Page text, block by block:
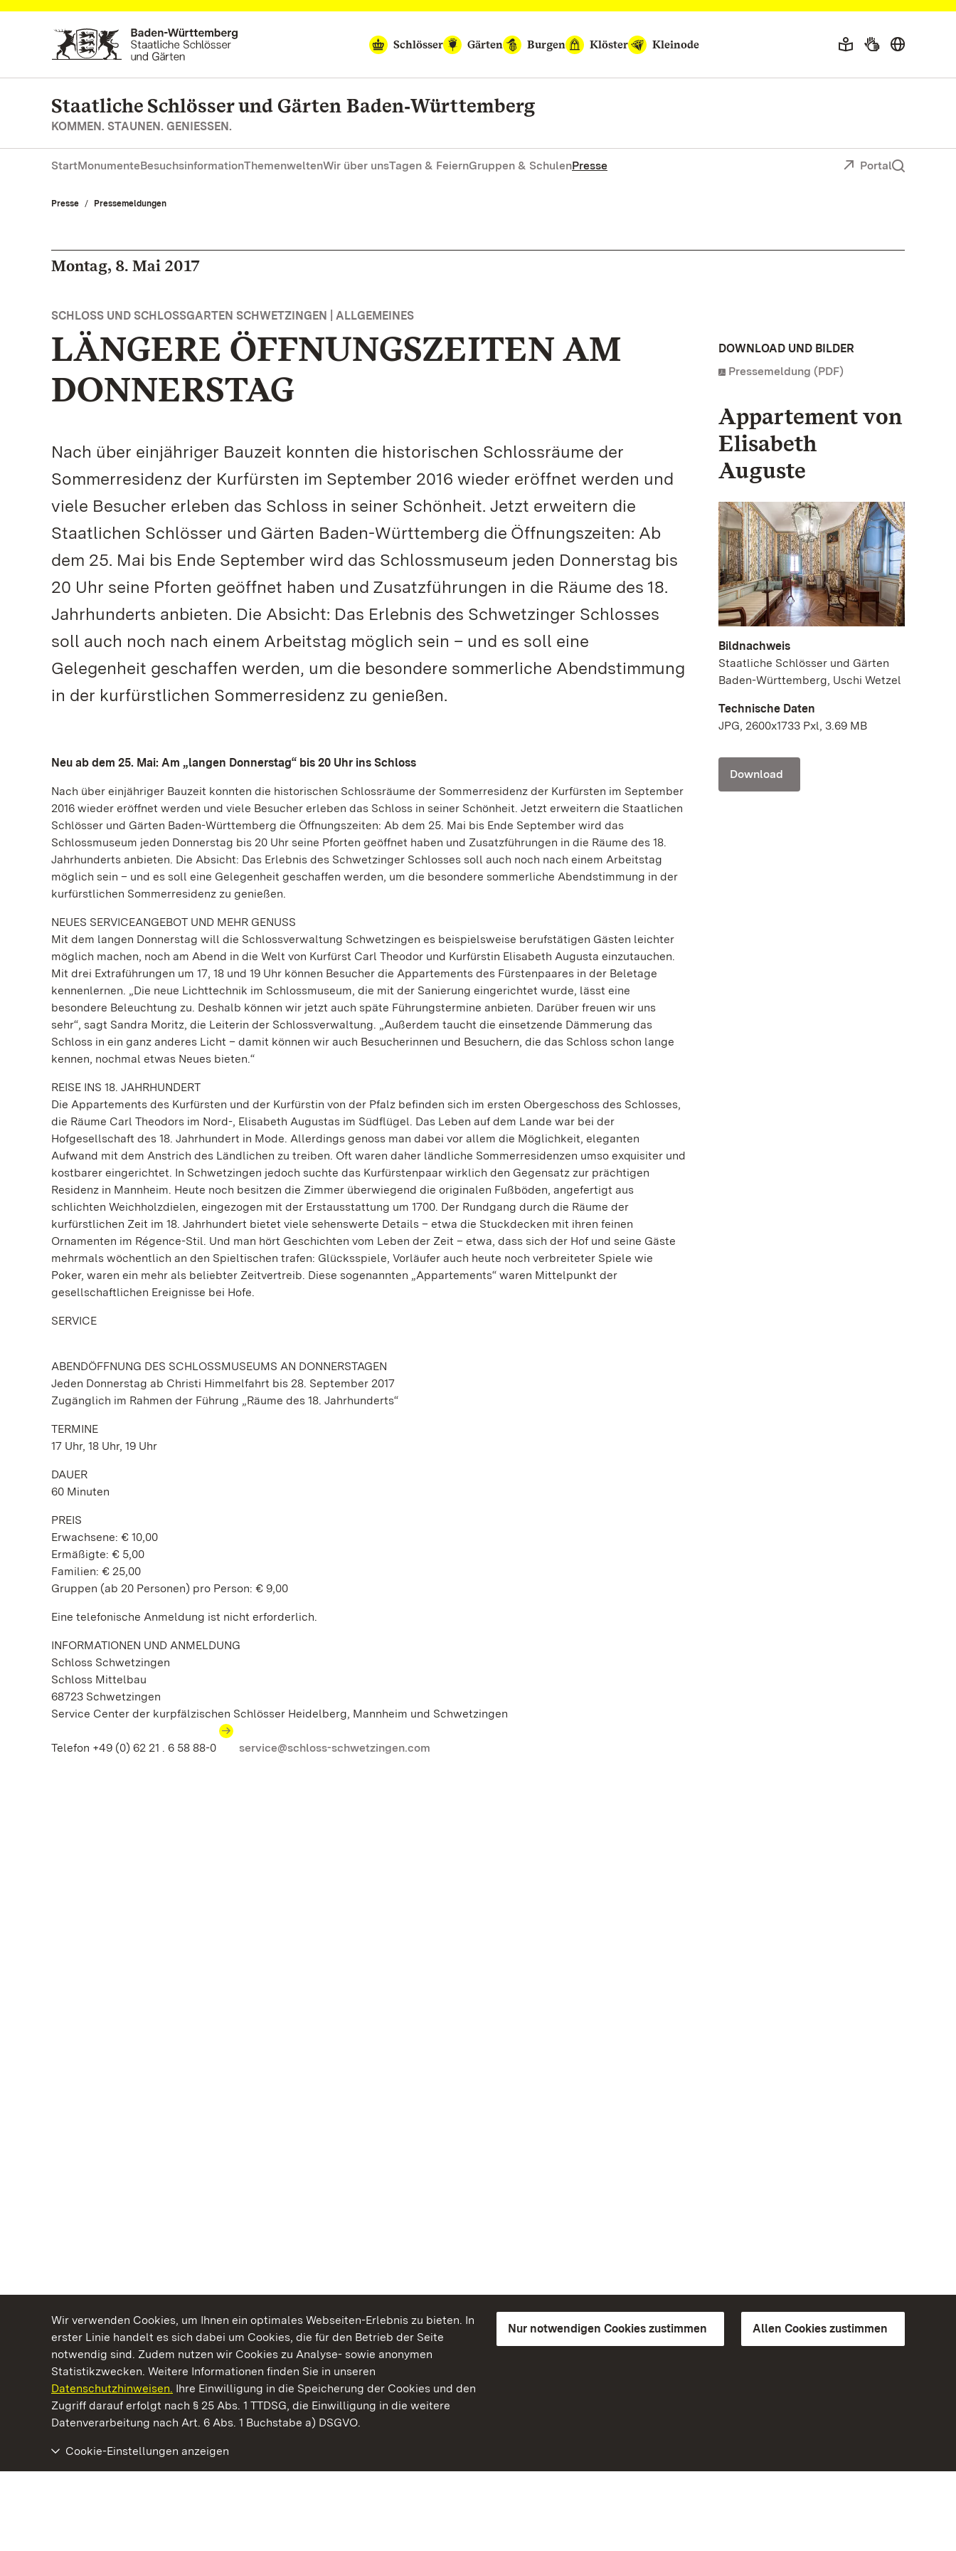
Wir verwenden Cookies, um Ihnen ein optimales Webseiten-Erlebnis zu bieten. In
erster Linie handelt es sich dabei um Cookies, die für den Betrieb der Seite
notwendig sind. Zudem nutzen wir Cookies zu Analyse- sowie anonymen
Statistikzwecken. Weitere Informationen finden Sie in unseren
Datenschutzhinweisen. Ihre Einwilligung in die Speicherung der Cookies und den
Zugriff darauf erfolgt nach § 25 Abs. 1 TTDSG, die Einwilligung in die weitere
Datenverarbeitung nach Art. 6 Abs. 1 Buchstabe a) DSGVO.
Nur notwendigen Cookies zustimmen Allen Cookies zustimmen
Cookie-Einstellungen anzeigen
Zum Hauptinhalt springen
Schlösser
Gärten Burgen Klöster Kleinode
Staatliche Schlösser und Gärten Baden‑Württemberg
KOMMEN. STAUNEN. GENIESSEN.
StartMonumenteBesuchsinformationThemenweltenWir über unsTagen & FeiernGruppen & SchulenPresse Portal
Presse Pressemeldungen
Montag, 8. Mai 2017
SCHLOSS UND SCHLOSSGARTEN SCHWETZINGEN | ALLGEMEINES
LÄNGERE ÖFFNUNGSZEITEN AM
DONNERSTAG
Nach über einjähriger Bauzeit konnten die historischen Schlossräume der
Sommerresidenz der Kurfürsten im September 2016 wieder eröffnet werden und
viele Besucher erleben das Schloss in seiner Schönheit. Jetzt erweitern die
Staatlichen Schlösser und Gärten Baden-Württemberg die Öffnungszeiten: Ab
dem 25. Mai bis Ende September wird das Schlossmuseum jeden Donnerstag bis
20 Uhr seine Pforten geöffnet haben und Zusatzführungen in die Räume des 18.
Jahrhunderts anbieten. Die Absicht: Das Erlebnis des Schwetzinger Schlosses
soll auch noch nach einem Arbeitstag möglich sein – und es soll eine
Gelegenheit geschaffen werden, um die besondere sommerliche Abendstimmung
in der kurfürstlichen Sommerresidenz zu genießen.
Neu ab dem 25. Mai: Am „langen Donnerstag“ bis 20 Uhr ins Schloss
Nach über einjähriger Bauzeit konnten die historischen Schlossräume der Sommerresidenz der Kurfürsten im September
2016 wieder eröffnet werden und viele Besucher erleben das Schloss in seiner Schönheit. Jetzt erweitern die Staatlichen
Schlösser und Gärten Baden-Württemberg die Öffnungszeiten: Ab dem 25. Mai bis Ende September wird das
Schlossmuseum jeden Donnerstag bis 20 Uhr seine Pforten geöffnet haben und Zusatzführungen in die Räume des 18.
Jahrhunderts anbieten. Die Absicht: Das Erlebnis des Schwetzinger Schlosses soll auch noch nach einem Arbeitstag
möglich sein – und es soll eine Gelegenheit geschaffen werden, um die besondere sommerliche Abendstimmung in der
kurfürstlichen Sommerresidenz zu genießen.
NEUES SERVICEANGEBOT UND MEHR GENUSS
Mit dem langen Donnerstag will die Schlossverwaltung Schwetzingen es beispielsweise berufstätigen Gästen leichter
möglich machen, noch am Abend in die Welt von Kurfürst Carl Theodor und Kurfürstin Elisabeth Augusta einzutauchen.
Mit drei Extraführungen um 17, 18 und 19 Uhr können Besucher die Appartements des Fürstenpaares in der Beletage
kennenlernen. „Die neue Lichttechnik im Schlossmuseum, die mit der Sanierung eingerichtet wurde, lässt eine
besondere Beleuchtung zu. Deshalb können wir jetzt auch späte Führungstermine anbieten. Darüber freuen wir uns
sehr“, sagt Sandra Moritz, die Leiterin der Schlossverwaltung. „Außerdem taucht die einsetzende Dämmerung das
Schloss in ein ganz anderes Licht – damit können wir auch Besucherinnen und Besuchern, die das Schloss schon lange
kennen, nochmal etwas Neues bieten.“
REISE INS 18. JAHRHUNDERT
Die Appartements des Kurfürsten und der Kurfürstin von der Pfalz befinden sich im ersten Obergeschoss des Schlosses,
die Räume Carl Theodors im Nord-, Elisabeth Augustas im Südflügel. Das Leben auf dem Lande war bei der
Hofgesellschaft des 18. Jahrhundert in Mode. Allerdings genoss man dabei vor allem die Möglichkeit, eleganten
Aufwand mit dem Anstrich des Ländlichen zu treiben. Oft waren daher ländliche Sommerresidenzen umso exquisiter und
kostbarer eingerichtet. In Schwetzingen jedoch suchte das Kurfürstenpaar wirklich den Gegensatz zur prächtigen
Residenz in Mannheim. Heute noch besitzen die Zimmer überwiegend die originalen Fußböden, angefertigt aus
schlichten Weichholzdielen, eingezogen mit der Erstausstattung um 1700. Der Rundgang durch die Räume der
kurfürstlichen Zeit im 18. Jahrhundert bietet viele sehenswerte Details – etwa die Stuckdecken mit ihren feinen
Ornamenten im Régence-Stil. Und man hört Geschichten vom Leben der Zeit – etwa, dass sich der Hof und seine Gäste
mehrmals wöchentlich an den Spieltischen trafen: Glücksspiele, Vorläufer auch heute noch verbreiteter Spiele wie
Poker, waren ein mehr als beliebter Zeitvertreib. Diese sogenannten „Appartements“ waren Mittelpunkt der
gesellschaftlichen Ereignisse bei Hofe.
SERVICE
ABENDÖFFNUNG DES SCHLOSSMUSEUMS AN DONNERSTAGEN
Jeden Donnerstag ab Christi Himmelfahrt bis 28. September 2017
Zugänglich im Rahmen der Führung „Räume des 18. Jahrhunderts“
TERMINE
17 Uhr, 18 Uhr, 19 Uhr
DAUER
60 Minuten
PREIS
Erwachsene: € 10,00
Ermäßigte: € 5,00
Familien: € 25,00
Gruppen (ab 20 Personen) pro Person: € 9,00
Eine telefonische Anmeldung ist nicht erforderlich.
INFORMATIONEN UND ANMELDUNG
Schloss Schwetzingen
Schloss Mittelbau
68723 Schwetzingen
Service Center der kurpfälzischen Schlösser Heidelberg, Mannheim und Schwetzingen
Telefon +49 (0) 62 21 . 6 58 88-0 service@schloss-schwetzingen.com
DOWNLOAD UND BILDER
Pressemeldung (PDF)
Appartement von
Elisabeth
Auguste
Bildnachweis
Staatliche Schlösser und Gärten
Baden-Württemberg, Uschi Wetzel
Technische Daten
JPG, 2600x1733 Pxl, 3.69 MB
Download
Kommen. Staunen. Genießen.